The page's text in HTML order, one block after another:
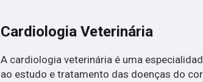
Cardiologia Veterinária
A cardiologia veterinária é uma
ao estudo e tratamento das doenças do